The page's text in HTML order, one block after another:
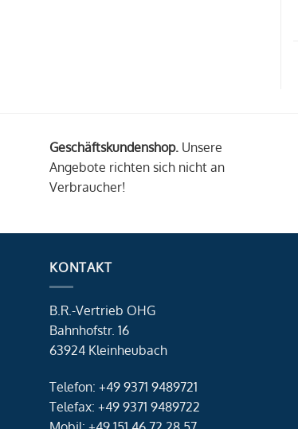
Geschäftskundenshop. Unsere
Angebote richten sich nicht an
Verbraucher!
KONTAKT
B.R.-Vertrieb OHG
Bahnhofstr. 16
63924 Kleinheubach
Telefon: +49 9371 9489721
Telefax: +49 9371 9489722